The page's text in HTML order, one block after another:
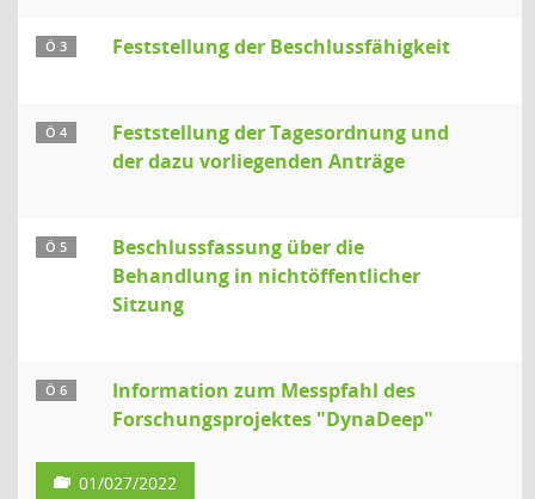
Ö 3 Feststellung der Beschlussfähigkeit
Ö 4
Feststellung der Tagesordnung und
der dazu vorliegenden Anträge
Ö 5
Beschlussfassung über die
Behandlung in nichtöffentlicher
Sitzung
Ö 6
Information zum Messpfahl des
Forschungsprojektes "DynaDeep"
01/027/2022